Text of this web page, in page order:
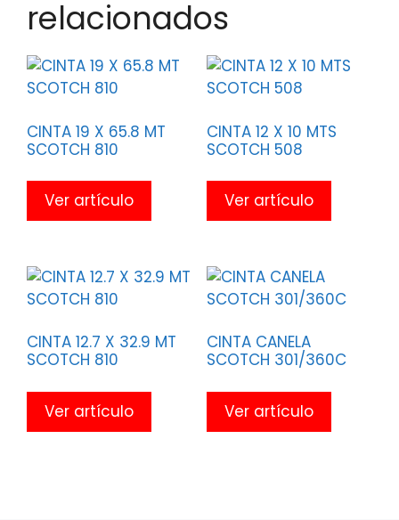
relacionados
CINTA 19 X 65.8 MT
SCOTCH 810
Ver artículo
CINTA 12 X 10 MTS
SCOTCH 508
Ver artículo
CINTA 12.7 X 32.9 MT
SCOTCH 810
Ver artículo
CINTA CANELA
SCOTCH 301/360C
Ver artículo